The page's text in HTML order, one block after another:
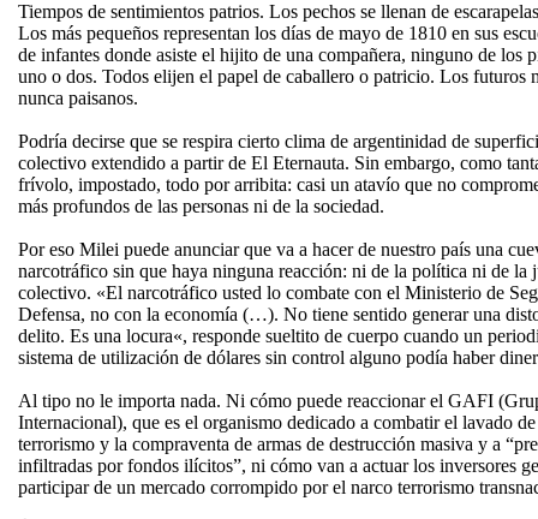
Tiempos de sentimientos patrios. Los pechos se llenan de
Los más pequeños representan los días de mayo de 1810 en sus
de infantes donde asiste el hijito de una compañera, ninguno de los
uno o dos. Todos elijen el papel de caballero o patricio. Los futuros
nunca paisanos.
Podría decirse que se respira cierto clima de argentinidad de
colectivo extendido a partir de El Eternauta. Sin embargo, como
frívolo, impostado, todo por arribita: casi un atavío que no
más profundos de las personas ni de la sociedad.
Por eso Milei puede anunciar que va a hacer de nuestro país una
narcotráfico sin que haya ninguna reacción: ni de la política ni de la
colectivo. «El narcotráfico usted lo combate con el Ministerio de
Defensa, no con la economía (…). No tiene sentido generar una
delito. Es una locura«, responde sueltito de cuerpo cuando un
sistema de utilización de dólares sin control alguno podía haber
Al tipo no le importa nada. Ni cómo puede reaccionar el GAFI
Internacional), que es el organismo dedicado a combatir el lavado
terrorismo y la compraventa de armas de destrucción masiva y a
infiltradas por fondos ilícitos”, ni cómo van a actuar los inversores
participar de un mercado corrompido por el narco terrorismo